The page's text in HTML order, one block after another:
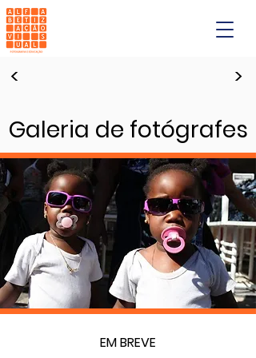
< >
Galeria de fotógrafes
EM BREVE